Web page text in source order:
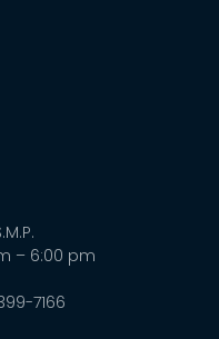
– 6:00 pm
7166